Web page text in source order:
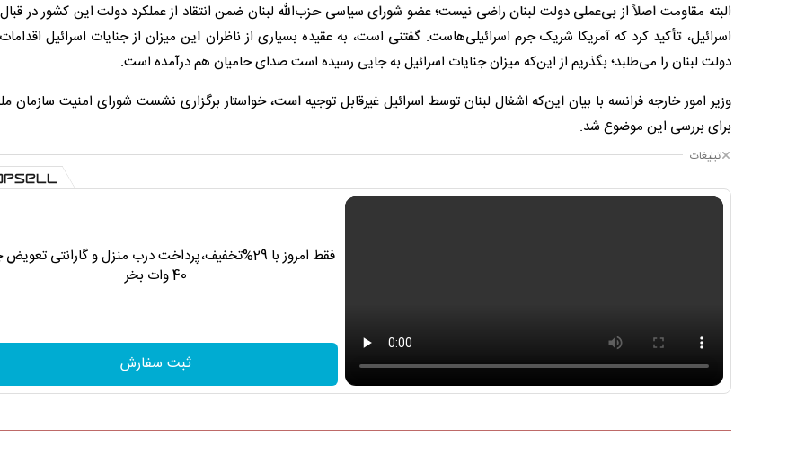
البته مقاومت اصلاً از بی‌عملی دولت لبنان راضی نیست؛ عضو شورای سیاسی حزب‌الله لبنان ضمن انتقاد از عملکرد دولت این کشور در
اسرائیل، تأکید کرد که آمریکا شریک جرم اسرائیلی‌هاست. گفتنی است، به عقیده بسیاری از ناظران این میزان از جنایات اسرائیل
دولت لبنان را می‌طلبد؛ بگذریم از این‌که میزان جنایات اسرائیل به جایی رسیده است صدای حامیان هم درآمده است.
وزیر امور خارجه فرانسه با بیان این‌که اشغال لبنان توسط اسرائیل غیرقابل توجیه است، خواستار برگزاری نشست شورای امنیت سازمان
برای بررسی این موضوع شد.
تبلیغات
فقط امروز با 29%تخفیف،پرداخت درب منزل و گارانتی
40 وات بخر
ثبت سفارش